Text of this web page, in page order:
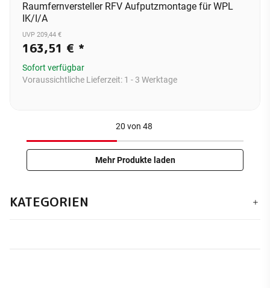
Raumfernversteller RFV Aufputzmontage für WPL
IK/I/A
UVP 209,44 €
163,51 € *
Sofort verfügbar
Voraussichtliche Lieferzeit: 1 - 3 Werktage
20 von 48
Mehr Produkte laden
KATEGORIEN